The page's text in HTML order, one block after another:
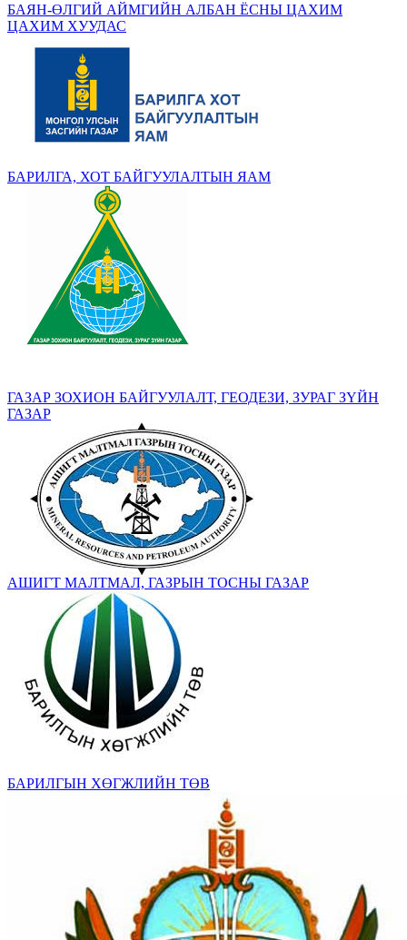
БАЯН-ӨЛГИЙ АЙМГИЙН АЛБАН ЁСНЫ ЦАХИМ
ЦАХИМ ХУУДАС
БАРИЛГА, ХОТ БАЙГУУЛАЛТЫН ЯАМ
ГАЗАР ЗОХИОН БАЙГУУЛАЛТ, ГЕОДЕЗИ, ЗУРАГ ЗҮЙН
ГАЗАР
АШИГТ МАЛТМАЛ, ГАЗРЫН ТОСНЫ ГАЗАР
БАРИЛГЫН ХӨГЖЛИЙН ТӨВ